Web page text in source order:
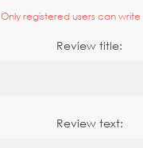
Only registered users can
Review title:
Review text: